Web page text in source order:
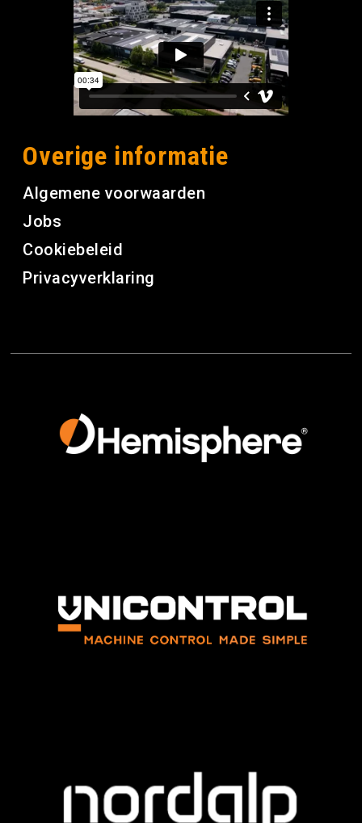
Overige informatie
Algemene voorwaarden
Jobs
Cookiebeleid
Privacyverklaring